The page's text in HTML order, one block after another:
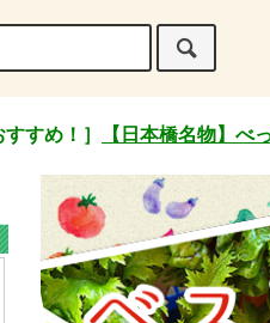
すめ！］ 【日本橋名物】べ